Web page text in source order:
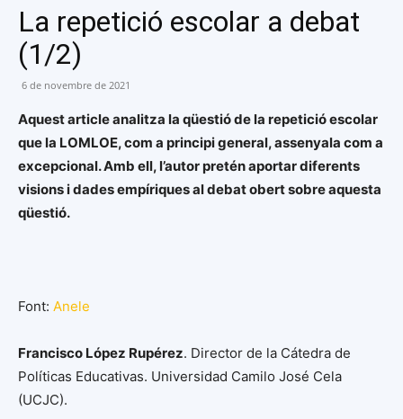
La repetició escolar a debat
(1/2)
6 de novembre de 2021
Aquest article analitza la qüestió de la repetició escolar
que la LOMLOE, com a principi general, assenyala com a
excepcional. Amb ell, l’autor pretén aportar diferents
visions i dades empíriques al debat obert sobre aquesta
qüestió.
Font: Anele
Francisco López Rupérez. Director de la Cátedra de
Políticas Educativas. Universidad Camilo José Cela
(UCJC).